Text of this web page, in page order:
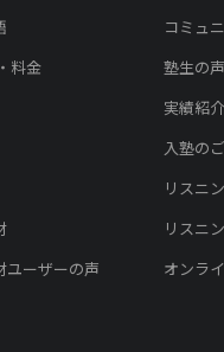
料金
ユーザーの声
コミュ
塾生の声
実績紹介
入塾の
リスニ
リスニ
オンラ